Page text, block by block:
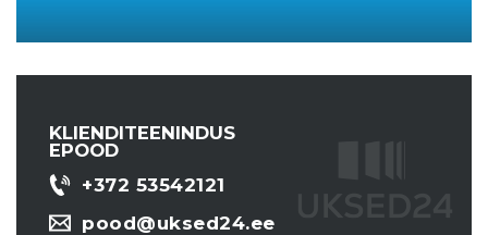
KLIENDITEENINDUS
EPOOD
+372 53542121
pood@uksed24.ee